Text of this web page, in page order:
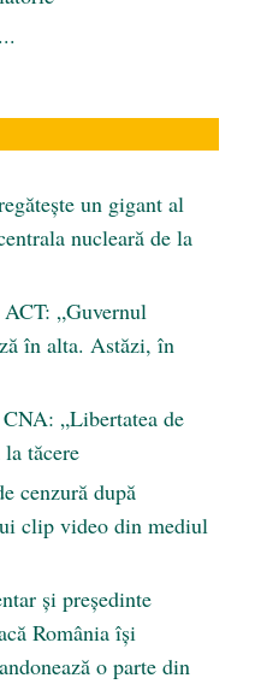
un gigant al
nucleară de la
„Guvernul
în alta. Astăzi, în
„Libertatea de
tăcere
cenzură după
clip video din mediul
și președinte
România își
o parte din